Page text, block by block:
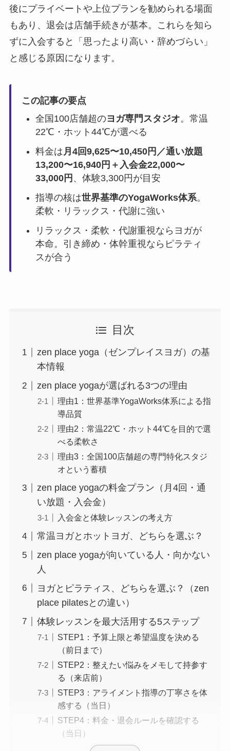
後にプライベートや上位プランを勧められる場面
もあり、退会は店舗手続きが基本。これらを知ら
ずに入会すると「思ったより高い・辞めづらい」
と感じる原因になります。
この記事の要点
全国100店舗超のヨガ専門スタジオ。常温
22℃・ホット44℃が選べる
料金は月4回9,625〜10,450円／通い放題
13,200〜16,940円＋入会金22,000〜
33,000円 、体験3,300円が目安
指導の核は世界基準のYogaWorks体系。
柔軟・リラックス・代謝に強い
リラックス・柔軟・代謝重視ならヨガが
本命。引き締め・体幹重視ならピラティ
スが合う
目次
zen place yoga（ゼンプレイスヨガ）の基
本情報
zen place yogaが選ばれる3つの理由
理由1：世界基準YogaWorks体系による指
導品質
理由2：常温22℃・ホット44℃を目的で選
べる柔軟さ
理由3：全国100店舗超の専門特化スタジ
オという蓄積
zen place yogaの料金プラン（月4回・通
い放題・入会金）
入会金と体験レッスンの考え方
常温ヨガとホットヨガ、どちらを選ぶ？
zen place yogaが向いている人・向かない
人
ヨガとピラティス、どちらを選ぶ？（zen
place pilatesとの違い）
体験レッスンを最大活用する5ステップ
STEP1：予算上限と希望温度を決める
（前日まで）
STEP2：整えたい悩みをメモして持参す
る（来店前）
STEP3：アライメント指導の丁寧さを体
感する（当日）
STEP4：料金・退会ルールを確認する
（当日）